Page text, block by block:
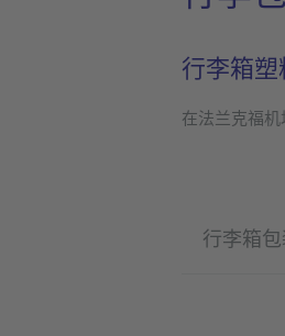
行李箱
在法兰克福
行李箱